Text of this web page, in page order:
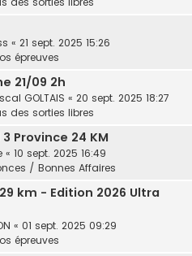
« 21 sept. 2025 15:26
épreuves
21/09 2h
GOLTAIS « 20 sept. 2025 18:27
des sorties libres
Province 24 KM
« 10 sept. 2025 16:49
/ Bonnes Affaires
km - Edition 2026 Ultra
« 01 sept. 2025 09:29
épreuves